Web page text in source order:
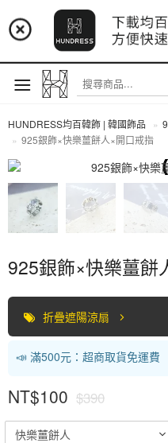
📢 市集預告：
📢 市集預告：9/
📢 市集預告：8/
註冊
HUNDRESS均百韓飾 | 韓國飾品
925銀飾×快樂薑餅人×開口戒指
925銀系列
925銀飾×快樂薑餅
折疊遮陽涼扇
📣 滿500元：超商取貨免運費
NT$100 $390
快樂薑餅人